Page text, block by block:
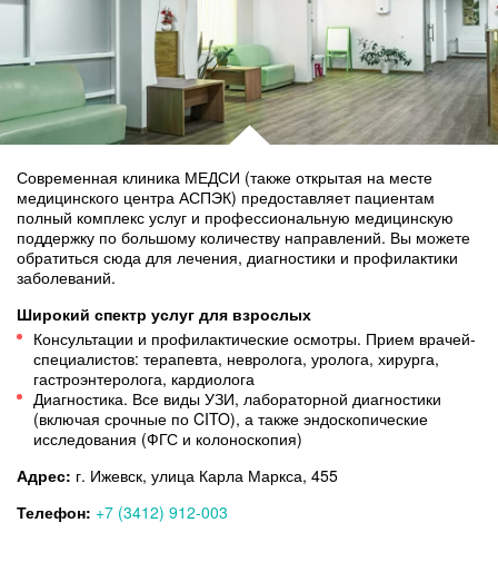
Современная клиника МЕДСИ (также открытая на месте
медицинского центра АСПЭК) предоставляет пациентам
полный комплекс услуг и профессиональную медицинскую
поддержку по большому количеству направлений. Вы можете
обратиться сюда для лечения, диагностики и профилактики
заболеваний.
Широкий спектр услуг для взрослых
Консультации и профилактические осмотры. Прием врачей-
специалистов: терапевта, невролога, уролога, хирурга,
гастроэнтеролога, кардиолога
Диагностика. Все виды УЗИ, лабораторной диагностики
(включая срочные по CITO), а также эндоскопические
исследования (ФГС и колоноскопия)
Адрес: г. Ижевск, улица Карла Маркса, 455
Телефон: +7 (3412) 912-003